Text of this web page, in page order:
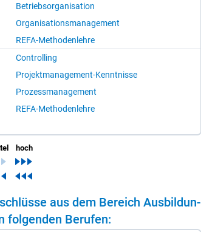
Betriebsorganisation
Organisationsmanagement
REFA-Methodenlehre
Controlling
Projektmanagement-Kenntnisse
Prozessmanagement
REFA-Methodenlehre
hoch
aus dem Be­reich Aus­bil­dun­
fol­gen­den Be­ru­fen: